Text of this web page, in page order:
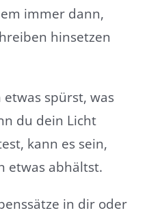
immer dann,
hinsetzen
spürst, was
du dein Licht
kann es sein,
etwas abhältst.
in dir oder